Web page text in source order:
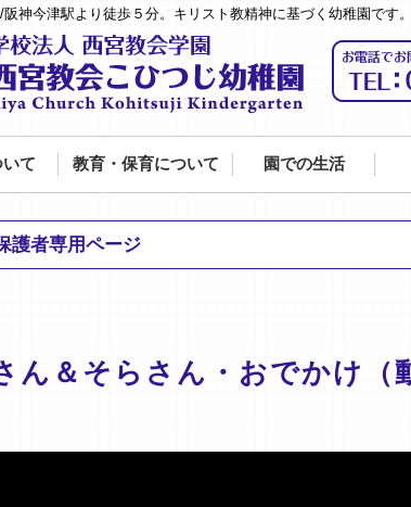
神今津駅より徒歩５分。キリスト教精神に基づく幼稚園です。
て 教育・保育について 園での生活
護者専用ページ
ん＆そらさん・おでかけ（